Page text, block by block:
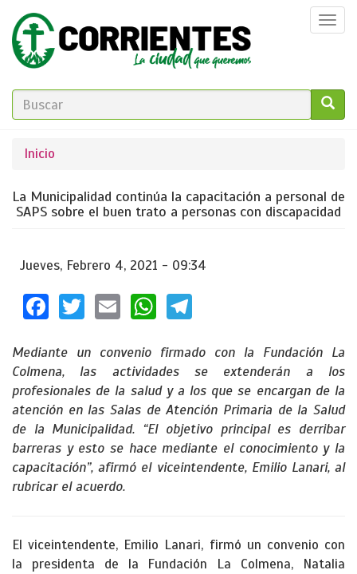
Pasar
contenido
principal
FORMULARIO
BÚSQUEDA
Se
encuentra
usted
Inicio
La Municipalidad continúa la capacitación a personal de
SAPS sobre el buen trato a personas con discapacidad
Jueves, Febrero 4, 2021 - 09:34
Facebook
TwitterEmailWhatsApp
Mediante un convenio firmado con la Fundación La
Colmena, las actividades se extenderán a los
profesionales de la salud y a los que se encargan de la
atención en las Salas de Atención Primaria de la Salud
de la Municipalidad. “El objetivo principal es derribar
barreras y esto se hace mediante el conocimiento y la
capacitación”, afirmó el viceintendente, Emilio Lanari, al
rubricar el acuerdo.
El viceintendente, Emilio Lanari, firmó un convenio con
la presidenta de la Fundación La Colmena, Natalia